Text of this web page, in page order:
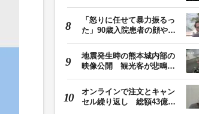
「怒りに任せて暴力振るっ
た」90歳入院患者の顔や腹
地震発生時の熊本城内部の
映像公開 観光客が悲鳴…
オンラインで注文とキャン
セル繰り返し 総額43億円